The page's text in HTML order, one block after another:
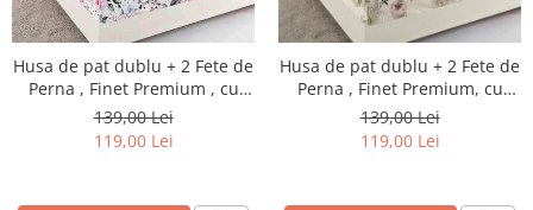
Husa de pat dublu + 2 Fete de
Perna , Finet Premium , cu
elastic , HP78
139,00 Lei
119,00 Lei
Husa de pat dublu + 2 Fete de
Perna , Finet Premium, cu
elastic , HP1
139,00 Lei
119,00 Lei